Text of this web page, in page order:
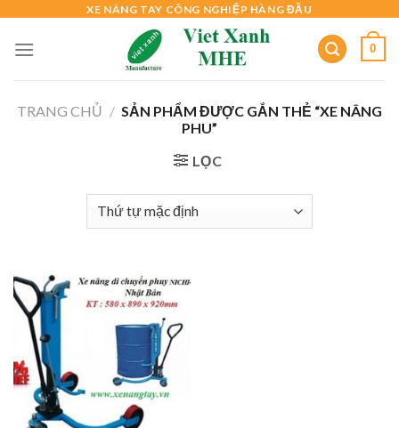
content
XE NÂNG TAY CÔNG NGHIỆP HÀNG ĐẦU
0
TRANG CHỦ / SẢN PHẨM ĐƯỢC GẮN THẺ “XE NÂNG
PHU”
LỌC